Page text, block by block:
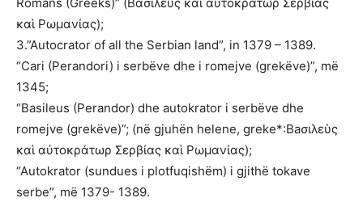
καὶ Pωμανίας);
3.”Autocrator of all the Serbian land”, in 1379 – 1389.
“Cari (Perandori) i serbëve dhe i romejve (grekëve)”, më
1345;
“Basileus (Perandor) dhe autokrator i serbëve dhe
romejve (grekëve)”; (në gjuhën helene, greke*:Baσιλεὺς
καὶ αὐτoκράτωρ Σερβίας καὶ Pωμανίας);
“Autokrator (sundues i plotfuqishëm) i gjithë tokave
serbe”, më 1379- 1389.